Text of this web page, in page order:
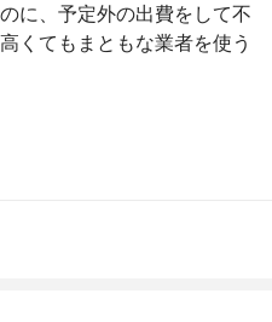
に、予定外の出費をして不
くてもまともな業者を使う